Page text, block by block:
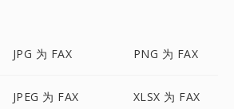
JPG 为 FAX PNG 为 FAX
JPEG 为 FAX XLSX 为 FAX